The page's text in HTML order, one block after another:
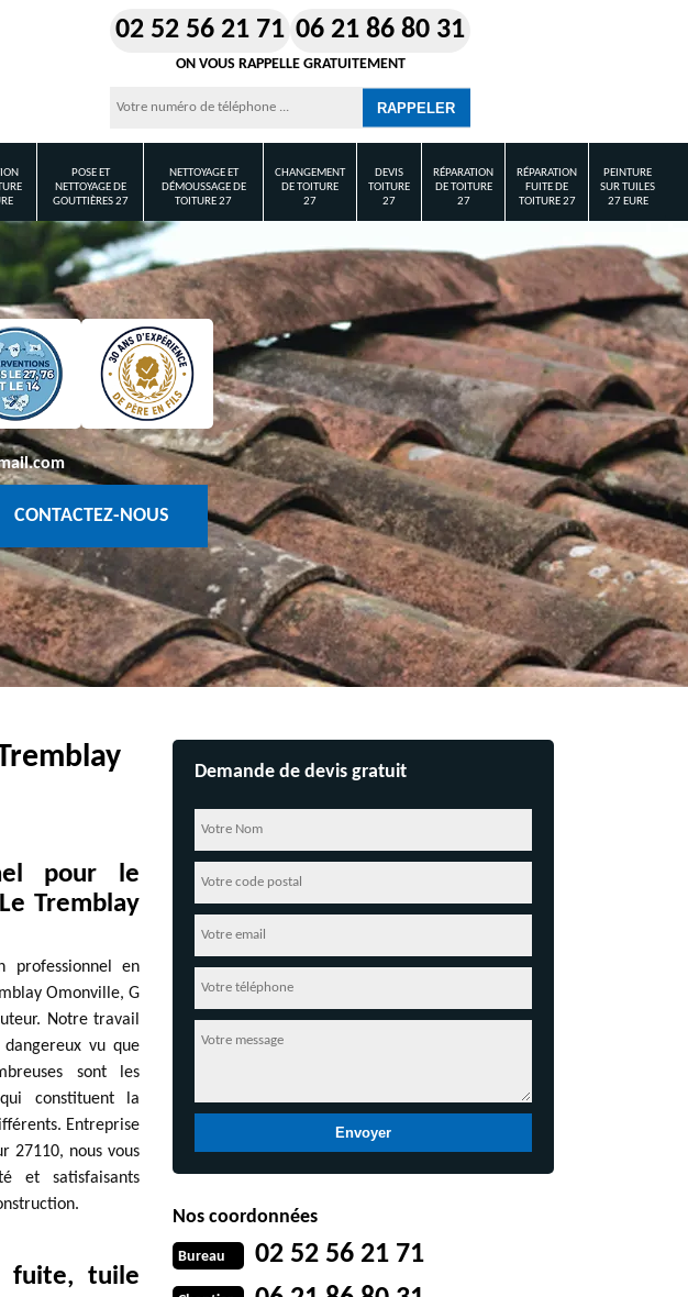
02 52 56 21 71 06 21 86 80 31
ON VOUS RAPPELLE GRATUITEMENT
POSE ET
NETTOYAGE DE
GOUTTIÈRES 27
NETTOYAGE ET
DÉMOUSSAGE DE
TOITURE 27
CHANGEMENT
DE TOITURE
27
DEVIS
TOITURE
27
RÉPARATION
DE TOITURE
27
RÉPARATION
FUITE DE
TOITURE 27
PEINTURE
SUR TUILES
27 EURE
CONTACTEZ-NOUS
pour le
Tremblay
professionnel en
Omonville, G
Notre travail
vu que
sont les
constituent la
Entreprise
27110, nous vous
et satisfaisants
fuite, tuile
Demande de devis gratuit
Nos coordonnées
Bureau 02 52 56 21 71